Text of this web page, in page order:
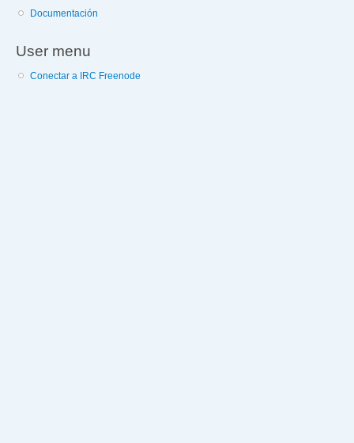
Documentación
User menu
Conectar a IRC Freenode